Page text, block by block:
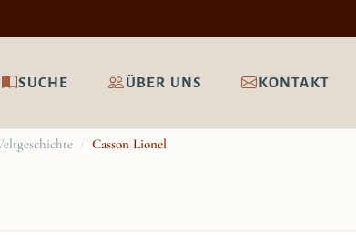
SUCHE ÜBER UNS KONTAKT
/ Casson Lionel